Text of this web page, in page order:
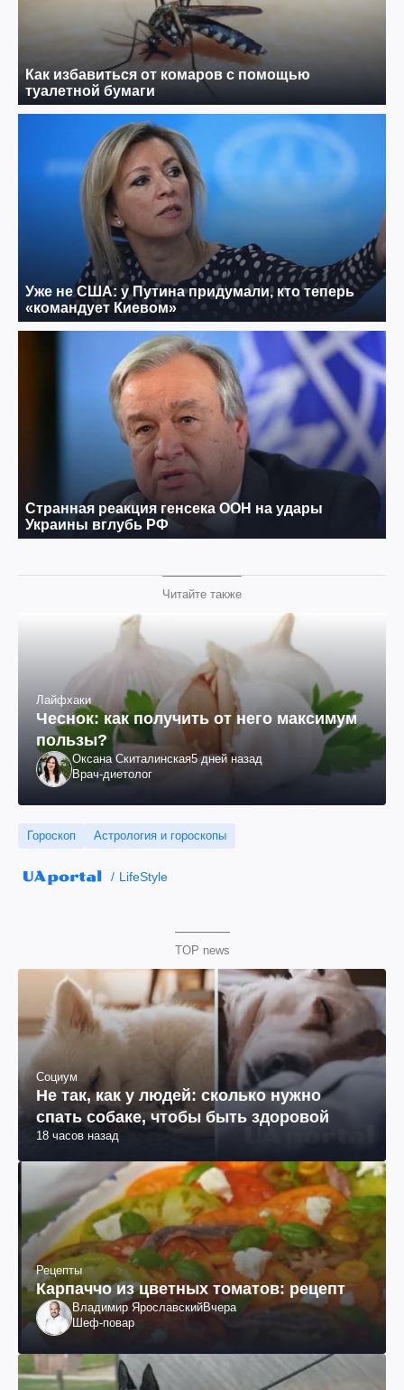
Читайте также
Лайфхаки
Чеснок: как получить от него максимум
пользы?
Оксана Скиталинская5 дней назад
Врач-диетолог
Гороскоп Астрология и гороскопы
LifeStyle
TOP news
Социум
Не так, как у людей: сколько нужно
спать собаке, чтобы быть здоровой
18 часов назад
Рецепты
Карпаччо из цветных томатов: рецепт
Владимир ЯрославскийВчера
Шеф-повар